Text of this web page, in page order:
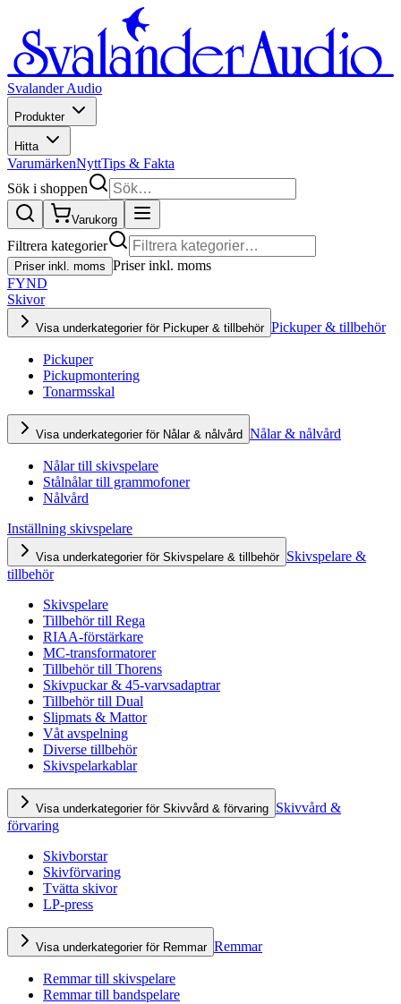
Svalander Audio
Produkter
Hitta
VarumärkenNyttTips & Fakta
Sök i shoppen
Varukorg
Filtrera kategorier
Priser inkl. moms Priser inkl. moms
FYND
Skivor
Visa underkategorier för Pickuper & tillbehör Pickuper & tillbehör
Pickuper
Pickupmontering
Tonarmsskal
Visa underkategorier för Nålar & nålvård Nålar & nålvård
Nålar till skivspelare
Stålnålar till grammofoner
Nålvård
Inställning skivspelare
Visa underkategorier för Skivspelare & tillbehör Skivspelare &
tillbehör
Skivspelare
Tillbehör till Rega
RIAA-förstärkare
MC-transformatorer
Tillbehör till Thorens
Skivpuckar & 45-varvsadaptrar
Tillbehör till Dual
Slipmats & Mattor
Våt avspelning
Diverse tillbehör
Skivspelarkablar
Visa underkategorier för Skivvård & förvaring Skivvård &
förvaring
Skivborstar
Skivförvaring
Tvätta skivor
LP-press
Visa underkategorier för Remmar Remmar
Remmar till skivspelare
Remmar till bandspelare